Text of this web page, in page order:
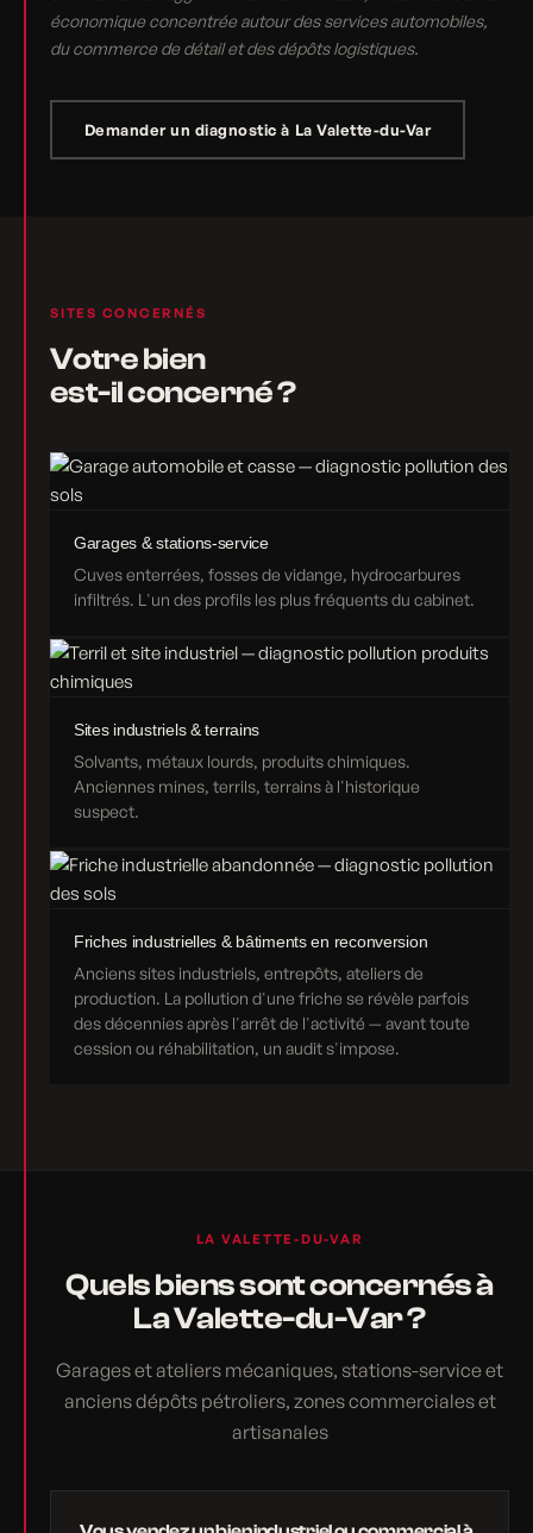
économique concentrée autour des services automobiles,
du commerce de détail et des dépôts logistiques.
Demander un diagnostic à La Valette-du-Var
SITES CONCERNÉS
Votre bien
est-il concerné ?
Garages & stations-service
Cuves enterrées, fosses de vidange, hydrocarbures
infiltrés. L'un des profils les plus fréquents du cabinet.
Sites industriels & terrains
Solvants, métaux lourds, produits chimiques.
Anciennes mines, terrils, terrains à l'historique
suspect.
Friches industrielles & bâtiments en reconversion
Anciens sites industriels, entrepôts, ateliers de
production. La pollution d'une friche se révèle parfois
des décennies après l'arrêt de l'activité — avant toute
cession ou réhabilitation, un audit s'impose.
LA VALETTE-DU-VAR
Quels biens sont concernés à
La Valette-du-Var ?
Garages et ateliers mécaniques, stations-service et
anciens dépôts pétroliers, zones commerciales et
artisanales